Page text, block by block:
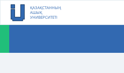
ҚАЗАҚСТАННЫҢ
АШЫҚ
УНИВЕРСИТЕТІ